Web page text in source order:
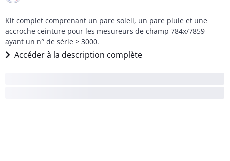
Kit complet comprenant un pare soleil, un pare pluie et une
accroche ceinture pour les mesureurs de champ 784x/7859
ayant un n° de série > 3000.
Accéder à la description complète